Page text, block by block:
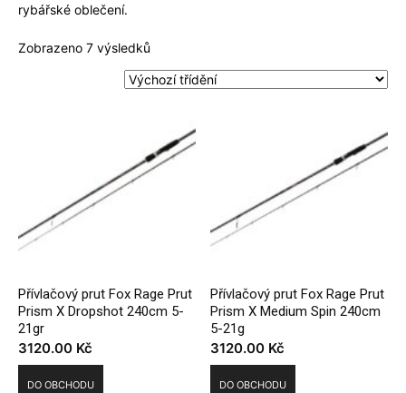
rybářské oblečení.
Zobrazeno 7 výsledků
Přívlačový prut Fox Rage Prut
Prism X Dropshot 240cm 5-
21gr
3120.00 Kč
DO OBCHODU
Přívlačový prut Fox Rage Prut
Prism X Medium Spin 240cm
5-21g
3120.00 Kč
DO OBCHODU